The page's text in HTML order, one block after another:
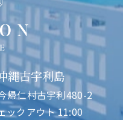
縄古宇利島
帰仁村古宇利480-2
ックアウト 11:00